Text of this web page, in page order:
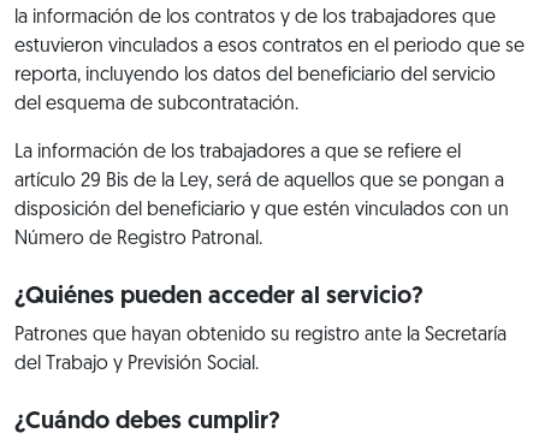
la información de los contratos y de los trabajadores que
estuvieron vinculados a esos contratos en el periodo que se
reporta, incluyendo los datos del beneficiario del servicio
del esquema de subcontratación.
La información de los trabajadores a que se refiere el
artículo 29 Bis de la Ley, será de aquellos que se pongan a
disposición del beneficiario y que estén vinculados con un
Número de Registro Patronal.
¿Quiénes pueden acceder al servicio?
Patrones que hayan obtenido su registro ante la Secretaría
del Trabajo y Previsión Social.
¿Cuándo debes cumplir?